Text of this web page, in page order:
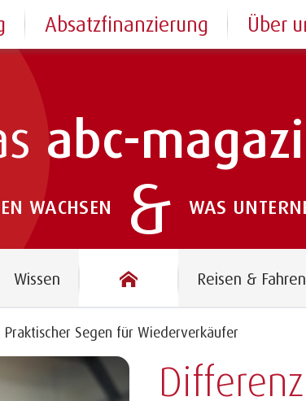
abc-
WACHSEN & WAS
das abc-magazin
Wissen Reisen & Fahren
Segen für Wiederverkäufer
Absatzfinanzierung Über